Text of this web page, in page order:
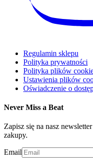
Regulamin sklepu
Polityka prywatności
Polityka plików
Ustawienia plików
Oświadczenie o
Never Miss a Beat
Zapisz się na nasz
zakupy.
Email